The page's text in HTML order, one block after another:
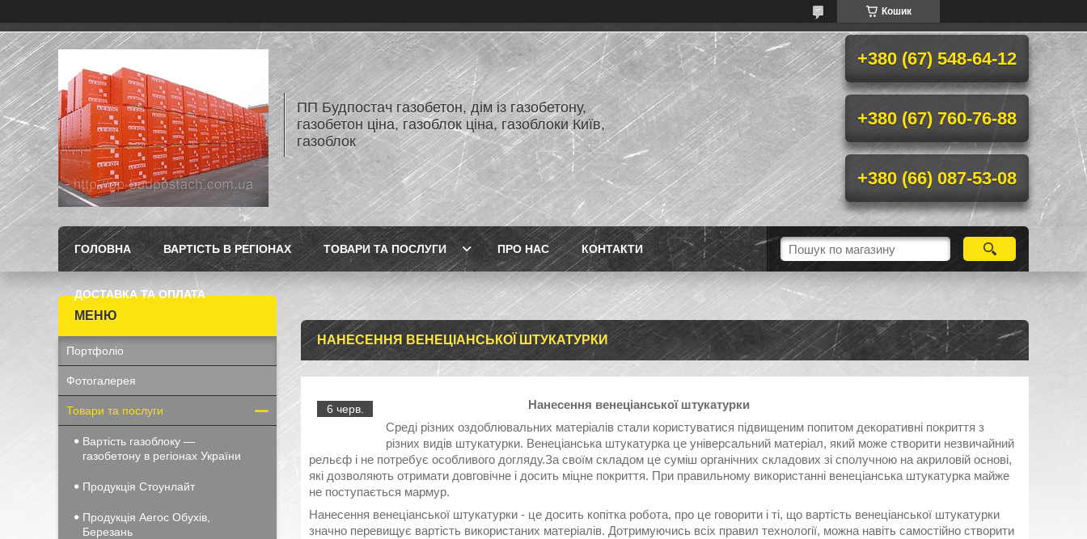
Кошик
ПП Будпостач газобетон, дім із газобетону,
газобетон ціна, газоблок ціна, газоблоки Київ,
газоблок
+380 (67) 548-64-12
+380 (67) 760-76-88
+380 (66) 087-53-08
ГОЛОВНА ВАРТІСТЬ В РЕГІОНАХ ТОВАРИ ТА ПОСЛУГИ ПРО НАС КОНТАКТИ
ДОСТАВКА ТА ОПЛАТА
НАНЕСЕННЯ ВЕНЕЦІАНСЬКОЇ ШТУКАТУРКИ
6 черв.
Нанесення венеціанської штукатурки
Среді різних оздоблювальних матеріалів стали користуватися підвищеним попитом декоративні покриття з
різних видів штукатурки. Венеціанська штукатурка це універсальний матеріал, який може створити незвичайний
рельєф і не потребує особливого догляду.За своїм складом це суміш органічних складових зі сполучною на акриловій основі,
які дозволяють отримати довговічне і досить міцне покриття. При правильному використанні венеціанська штукатурка майже
не поступається мармур.
Нанесення венеціанської штукатурки - це досить копітка робота, про це говорити і ті, що вартість венеціанської штукатурки
значно перевищує вартість використаних матеріалів. Дотримуючись всіх правил технології, можна навіть самостійно створити
Портфоліо
Фотогалерея
Товари та послуги
Вартість газоблоку —
газобетону в регіонах України
Продукція Стоунлайт
Продукція Aeroc Обухів,
Березань